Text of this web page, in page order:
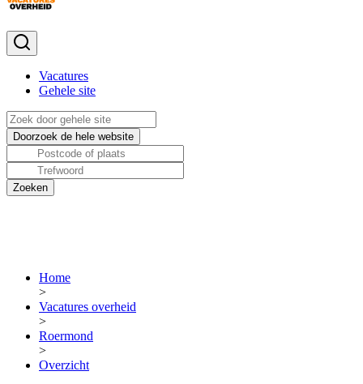
Vacatures
Gehele site
Home
>
Vacatures overheid
>
Roermond
>
Overzicht